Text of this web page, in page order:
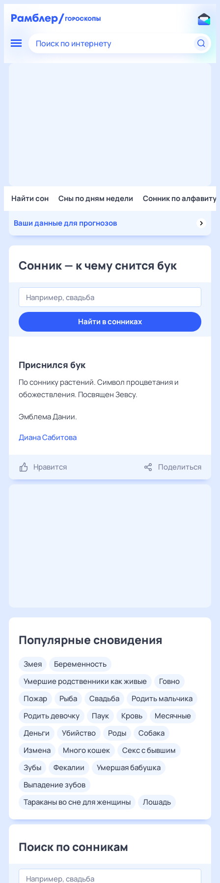
Поиск по интернету
Найти сон Сны по дням недели Сонник по алфавиту
Ваши данные для прогнозов
Сонник — к чему снится бук
Найти в сонниках
Приснился бук
По соннику растений. Символ процветания и
обожествления. Посвящен Зевсу.
Эмблема Дании.
Диана Сабитова
Нравится Поделиться
Популярные сновидения
змея
беременность
умершие родственники как живые
говно
пожар
рыба свадьба
родить мальчика
родить девочку
паук кровь
месячные
деньги
убийство роды
собака
измена
много кошек
секс с бывшим
зубы
фекалии
умершая бабушка
выпадение зубов
тараканы во сне для женщины
лошадь
Поиск по сонникам